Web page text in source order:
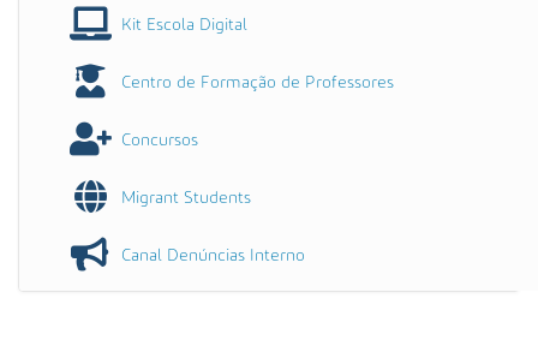
Kit Escola Digital
Centro de Formação de Professores
Concursos
Migrant Students
Canal Denúncias Interno